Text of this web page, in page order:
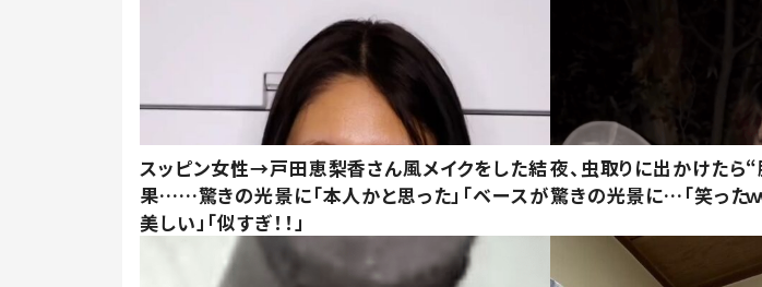
スッピン女性→戸田恵梨香さん風メイクをした結
果……驚きの光景に「本人かと思った」「ベースが
美しい」「似すぎ！！」
夜、虫取りに出かけた
驚きの光景に…「笑ったｗ